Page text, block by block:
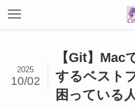
【Git】Mac
するベスト
困っている
2025
10/02